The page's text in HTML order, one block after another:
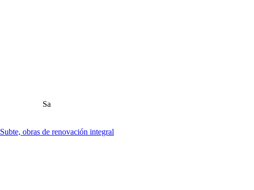
Sa
Subte, obras de renovación integral